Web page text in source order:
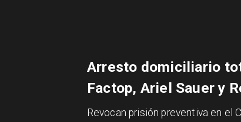
Arresto domiciliario
Factop, Ariel Sauer y
Revocan prisión preventiva en el